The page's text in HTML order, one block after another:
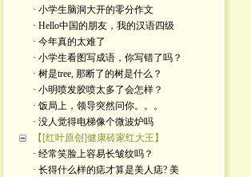
· 小学生脑洞大开的零分作文
· Hello中国的朋友，我的汉语四级
· 今年真的太难了
· 小学生看图写成语，你写错了吗？
· 树是tree, 那断了的树是什么？
· 小明喷发胶喷太多了会怎样？
· 饭局上，领导突然问你。。。
· 没人觉得电梯像个微波炉吗
【[红叶原创]健康砖家红大王】
· 经常笑脸上容易长皱纹吗？
· 长得什么样的痣才算是美人痣? 美